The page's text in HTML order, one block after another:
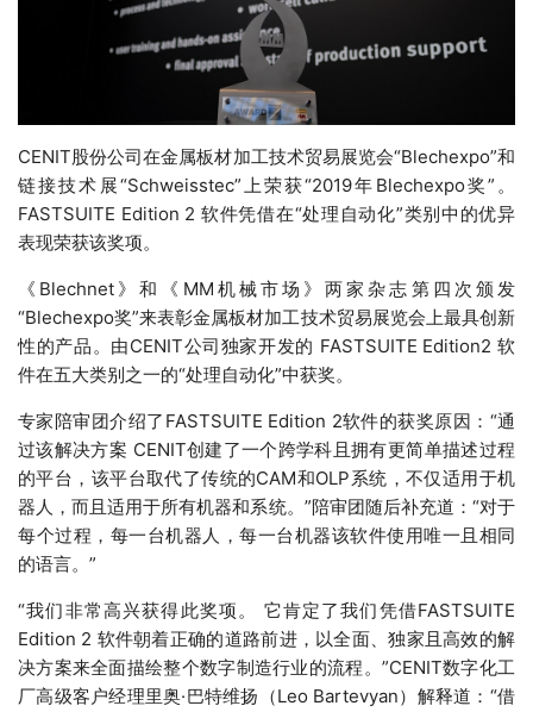
CENIT股份公司在金属板材加工技术贸易展览会“Blechexpo”和
链接技术展“Schweisstec”上荣获“2019年Blechexpo奖”。
FASTSUITE Edition 2 软件凭借在“处理自动化”类别中的优异
表现荣获该奖项。
《Blechnet》和《MM机械市场》两家杂志第四次颁发
“Blechexpo奖”来表彰金属板材加工技术贸易展览会上最具创新
性的产品。由CENIT公司独家开发的 FASTSUITE Edition2 软
件在五大类别之一的“处理自动化”中获奖。
专家陪审团介绍了FASTSUITE Edition 2软件的获奖原因：“通
过该解决方案 CENIT创建了一个跨学科且拥有更简单描述过程
的平台，该平台取代了传统的CAM和OLP系统，不仅适用于机
器人，而且适用于所有机器和系统。”陪审团随后补充道：“对于
每个过程，每一台机器人，每一台机器该软件使用唯一且相同
的语言。”
“我们非常高兴获得此奖项。 它肯定了我们凭借FASTSUITE
Edition 2 软件朝着正确的道路前进，以全面、独家且高效的解
决方案来全面描绘整个数字制造行业的流程。”CENIT数字化工
厂高级客户经理里奥·巴特维扬（Leo Bartevyan）解释道：“借